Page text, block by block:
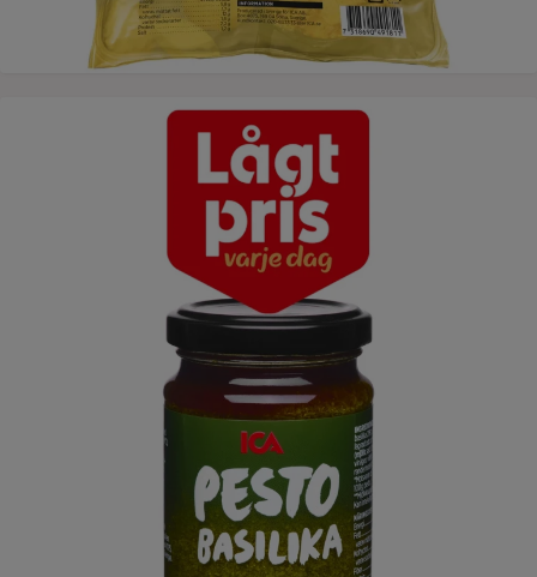
Lågt pris varje dag - pesto